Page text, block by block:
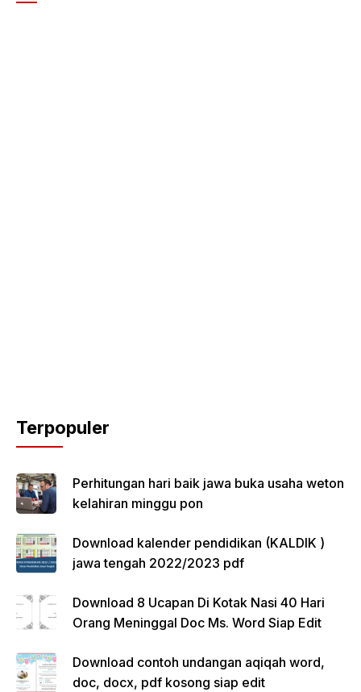
Terpopuler
Perhitungan hari baik jawa buka usaha weton
kelahiran minggu pon
Download kalender pendidikan (KALDIK )
jawa tengah 2022/2023 pdf
Download 8 Ucapan Di Kotak Nasi 40 Hari
Orang Meninggal Doc Ms. Word Siap Edit
Download contoh undangan aqiqah word,
doc, docx, pdf kosong siap edit